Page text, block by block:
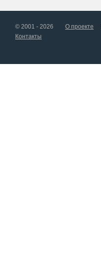
© 2001 - 2026 О проекте
Контакты